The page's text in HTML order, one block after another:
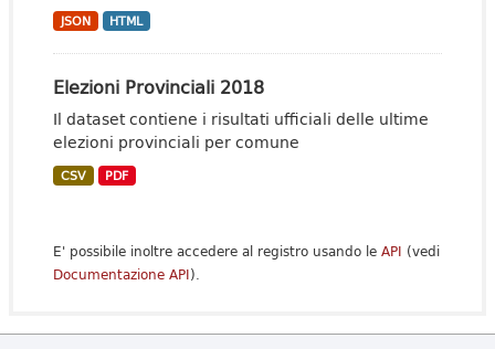
JSON HTML
Elezioni Provinciali 2018
Il dataset contiene i risultati ufficiali delle ultime
elezioni provinciali per comune
CSV PDF
E' possibile inoltre accedere al registro usando le API (vedi
Documentazione API).